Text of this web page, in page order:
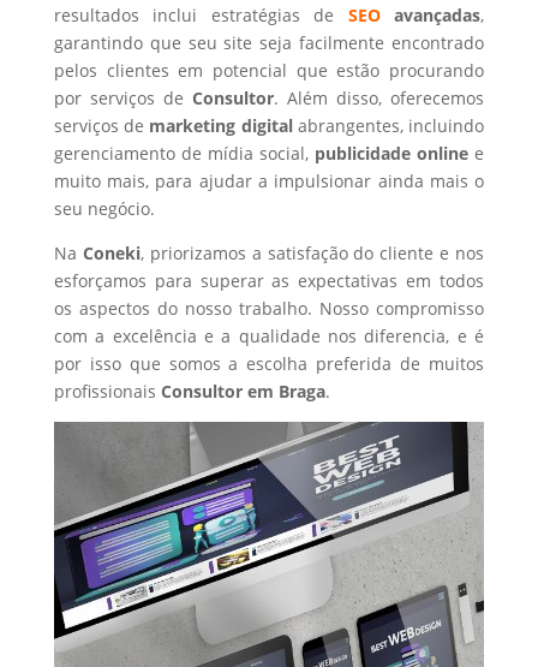
resultados inclui estratégias de SEOavançadas,
garantindo que seu site seja facilmente encontrado
pelos clientes em potencial que estão procurando
por serviços de Consultor. Além disso, oferecemos
serviços de marketing digital abrangentes, incluindo
gerenciamento de mídia social, publicidade online e
muito mais, para ajudar a impulsionar ainda mais o
seu negócio.
Na Coneki, priorizamos a satisfação do cliente e nos
esforçamos para superar as expectativas em todos
os aspectos do nosso trabalho. Nosso compromisso
com a excelência e a qualidade nos diferencia, e é
por isso que somos a escolha preferida de muitos
profissionais Consultorem Braga.